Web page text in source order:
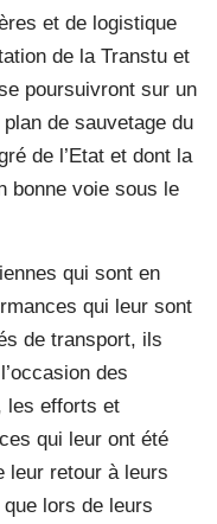
et de logistique
de la Transtu et
poursuivront sur un
de sauvetage du
de l’Etat et dont la
bonne voie sous le
qui sont en
qui leur sont
de transport, ils
des
les efforts et
qui leur ont été
leur retour à leurs
lors de leurs